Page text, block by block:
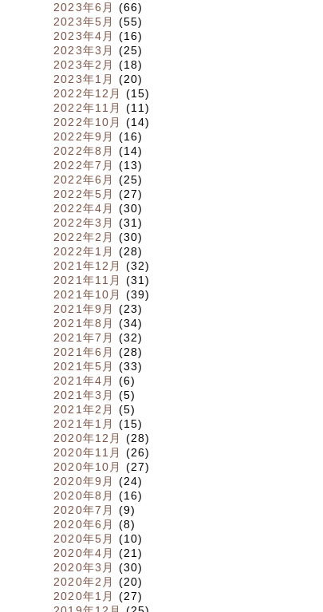
2023年6月
(66)
2023年5月
(55)
2023年4月
(16)
2023年3月
(25)
2023年2月
(18)
2023年1月
(20)
2022年12月
(15)
2022年11月
(11)
2022年10月
(14)
2022年9月
(16)
2022年8月
(14)
2022年7月
(13)
2022年6月
(25)
2022年5月
(27)
2022年4月
(30)
2022年3月
(31)
2022年2月
(30)
2022年1月
(28)
2021年12月
(32)
2021年11月
(31)
2021年10月
(39)
2021年9月
(23)
2021年8月
(34)
2021年7月
(32)
2021年6月
(28)
2021年5月
(33)
2021年4月
(6)
2021年3月
(5)
2021年2月
(5)
2021年1月
(15)
2020年12月
(28)
2020年11月
(26)
2020年10月
(27)
2020年9月
(24)
2020年8月
(16)
2020年7月
(9)
2020年6月
(8)
2020年5月
(10)
2020年4月
(21)
2020年3月
(30)
2020年2月
(20)
2020年1月
(27)